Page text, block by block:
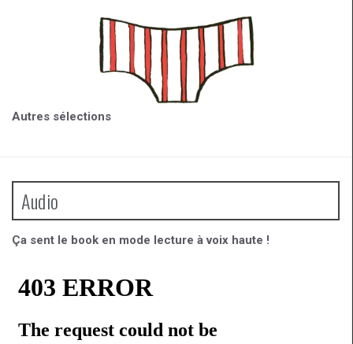
Autres sélections
Audio
Ça sent le book en mode lecture à voix haute !